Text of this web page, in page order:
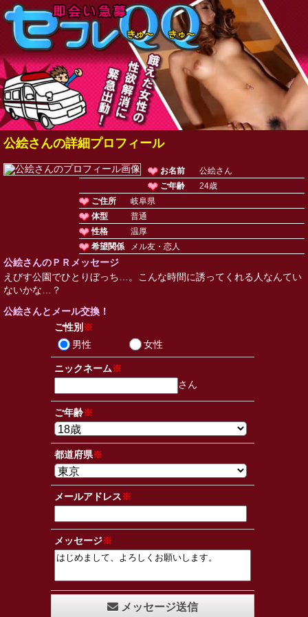
公絵さんの詳細プロフィール
お名前
公絵さん
ご年齢
24歳
ご住所
岐阜県
体型
普通
性格
温厚
希望関係
メル友・恋人
公絵さんのＰＲメッセージ
えびす公園でひとりぼっち…。こんな時間に誘ってくれる人なんてい
ないかな…？
公絵さんとメール交換！